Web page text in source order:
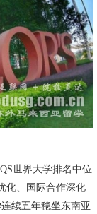
世界大学排名中位
化、国际合作深化
续五年稳坐东南亚